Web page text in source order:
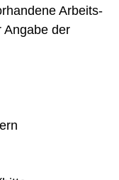
Arbeits­
Angabe der